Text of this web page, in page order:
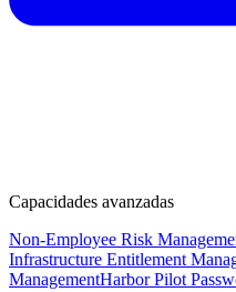
Capacidades avanzadas
Non-Employee Risk
Infrastructure Entitlement
ManagementHarbor Pilot